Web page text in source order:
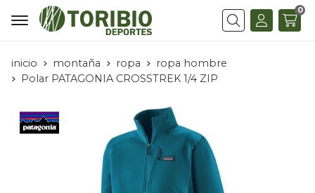
Buscar
0
inicio montaña ropa
ropa hombre
Polar PATAGONIA CROSSTREK 1/4 ZIP